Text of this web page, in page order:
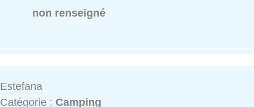
non renseigné
Estefana
Catégorie :Camping